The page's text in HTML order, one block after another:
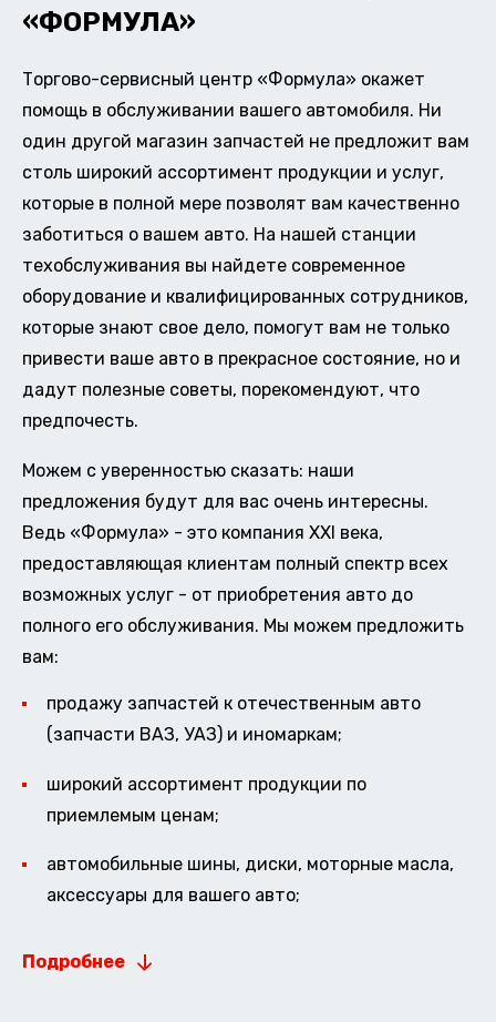
«ФОРМУЛА»
Торгово-сервисный центр «Формула» окажет
помощь в обслуживании вашего автомобиля. Ни
один другой магазин запчастей не предложит вам
столь широкий ассортимент продукции и услуг,
которые в полной мере позволят вам качественно
заботиться о вашем авто. На нашей станции
техобслуживания вы найдете современное
оборудование и квалифицированных сотрудников,
которые знают свое дело, помогут вам не только
привести ваше авто в прекрасное состояние, но и
дадут полезные советы, порекомендуют, что
предпочесть.
Можем с уверенностью сказать: наши
предложения будут для вас очень интересны.
Ведь «Формула» - это компания XXI века,
предоставляющая клиентам полный спектр всех
возможных услуг - от приобретения авто до
полного его обслуживания. Мы можем предложить
вам:
продажу запчастей к отечественным авто
(запчасти ВАЗ, УАЗ) и иномаркам;
широкий ассортимент продукции по
приемлемым ценам;
автомобильные шины, диски, моторные масла,
аксессуары для вашего авто;
Подробнее